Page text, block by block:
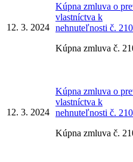
12. 3. 2024
Kúpna zmluva o
vlastníctva k
nehnuteľnosti č.
Kúpna zmluva č.
12. 3. 2024
Kúpna zmluva o
vlastníctva k
nehnuteľnosti č.
Kúpna zmluva č.